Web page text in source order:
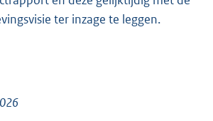
ter inzage te leggen.